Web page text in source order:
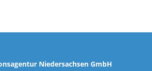
Niedersachsen GmbH